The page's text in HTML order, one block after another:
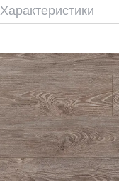
Характеристики